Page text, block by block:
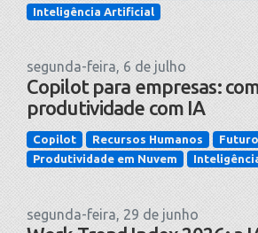
Inteligência Artificial
segunda-feira, 6 de julho
Copilot para empresas:
produtividade com IA
Copilot Recursos Humanos
Produtividade em Nuvem
segunda-feira, 29 de junho